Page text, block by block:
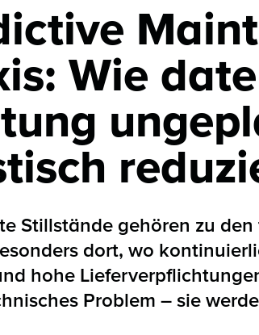
Wie
Stillstände gehören zu
dort, wo
hohe
Problem – sie